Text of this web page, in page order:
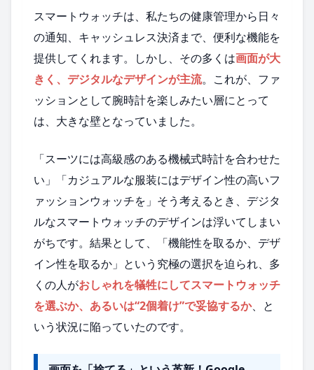
スマートウォッチは、私たちの健康管理から日々
の通知、キャッシュレス決済まで、便利な機能を
提供してくれます。しかし、その多くは画面が大
きく、デジタルなデザインが主流。これが、ファ
ッションとして腕時計を楽しみたい層にとって
は、大きな壁となっていました。
「スーツには高級感のある機械式時計を合わせた
い」「カジュアルな服装にはデザイン性の高いフ
ァッションウォッチを」そう考えるとき、デジタ
ルなスマートウォッチのデザインは浮いてしまい
がちです。結果として、「機能性を取るか、デザ
イン性を取るか」という究極の選択を迫られ、多
くの人がおしゃれを犠牲にしてスマートウォッチ
を選ぶか、あるいは“2個着け”で妥協するか、と
いう状況に陥っていたのです。